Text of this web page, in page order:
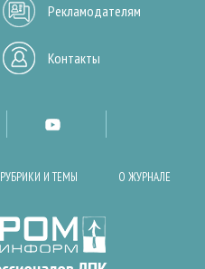
Рекламодателям
Контакты
РУБРИКИ И ТЕМЫ О ЖУРНАЛЕ